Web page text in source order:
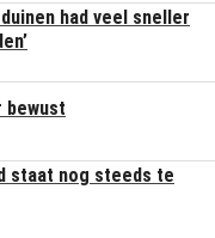
had veel sneller
bewust
staat nog steeds te